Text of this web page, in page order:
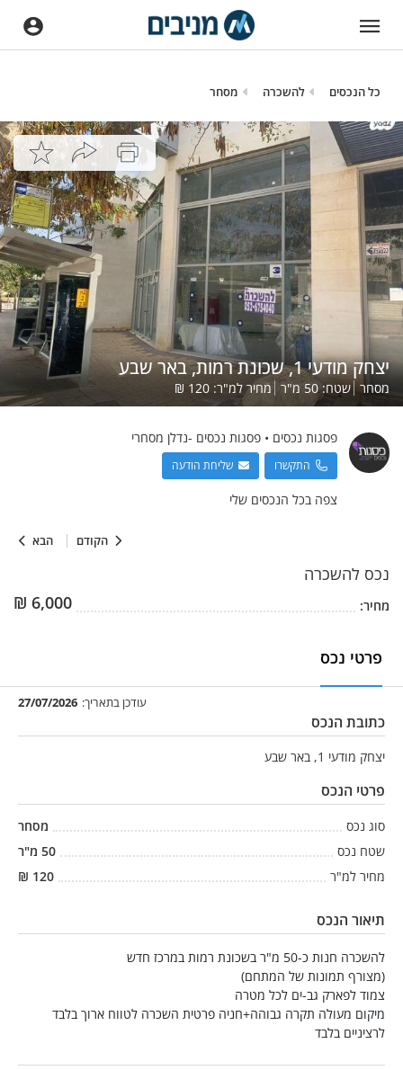
כל הנכסים להשכרה מסחר
הקודם הבא
יצחק מודעי 1, שכונת רמות, באר שבע
מסחר שטח:50 מ"ר מחיר למ"ר: 120
₪
פסגות נכסים • פסגות נכסים -נדלן מסחרי
התקשרו שליחת הודעה
צפה בכל הנכסים שלי
נכס להשכרה
מחיר: 6,000
₪
פרטי נכס
עודכן בתאריך: 27/07/2026
כתובת הנכס
יצחק מודעי 1, באר שבע
פרטי הנכס
סוג נכס
מסחר
שטח נכס
50 מ"ר
מחיר למ"ר
120
₪
תיאור הנכס
להשכרה חנות כ-50 מ"ר בשכונת רמות במרכז חדש
(מצורף תמונות של המתחם)
צמוד לפארק גב-ים לכל מטרה
מיקום מעולה תקרה גבוהה+חניה פרטית השכרה לטווח ארוך בלבד
לרציניים בלבד